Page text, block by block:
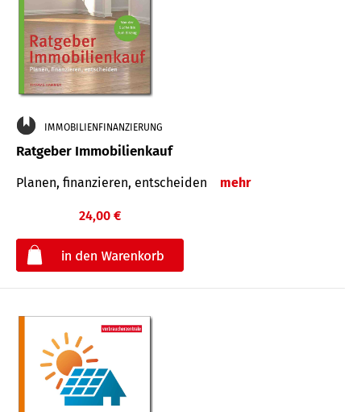
IMMOBILIENFINANZIERUNG
Ratgeber Immobilienkauf
Planen, finanzieren, entscheiden mehr
24,00 €